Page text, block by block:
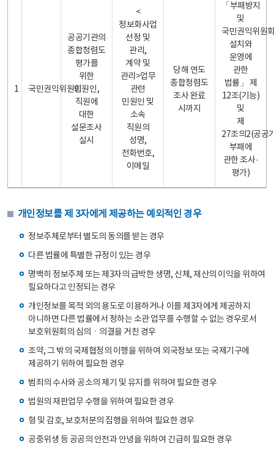
1 국민권익위원회
공공기관의
종합청렴도
평가를
위한
민원인,
직원에
대한
설문조사
실시
<
정보화사업
선정 및
관리,
계약 및
관리>업무
관련
민원인 및
소속
직원의
성명,
전화번호,
이메일
당해 연도
종합청렴도
조사 완료
시까지
「부패방지
및
국민권익위원
설치와
운영에
관한
법률」 제
12조(기능)
및
제
27조의2(공공
부패에
관한 조사·
평가)
개인정보를 제 3자에게 제공하는 예외적인 경우
정보주체로부터 별도의 동의를 받는 경우
다른 법률에 특별한 규정이 있는 경우
명백히 정보주체 또는 제3자의 급박한 생명, 신체, 재산의 이익을 위하여
필요하다고 인정되는 경우
개인정보를 목적 외의 용도로 이용하거나 이를 제3자에게 제공하지
아니하면 다른 법률에서 정하는 소관 업무를 수행할 수 없는 경우로서
보호위원회의 심의ㆍ의결을 거친 경우
조약, 그 밖의 국제협정의 이행을 위하여 외국정보 또는 국제기구에
제공하기 위하여 필요한 경우
범죄의 수사와 공소의 제기 및 유지를 위하여 필요한 경우
법원의 재판업무 수행을 위하여 필요한 경우
형 및 감호, 보호처분의 집행을 위하여 필요한 경우
공중위생 등 공공의 안전과 안녕을 위하여 긴급히 필요한 경우